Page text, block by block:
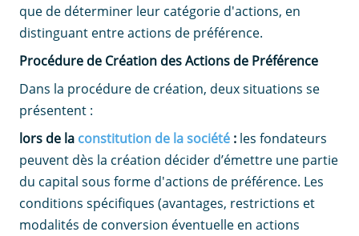
que de déterminer leur catégorie d'actions, en
distinguant entre actions de préférence.
Procédure de Création des Actions de Préférence
Dans la procédure de création, deux situations se
présentent :
lors de la constitution de la société : les fondateurs
peuvent dès la création décider d’émettre une partie
du capital sous forme d'actions de préférence. Les
conditions spécifiques (avantages, restrictions et
modalités de conversion éventuelle en actions